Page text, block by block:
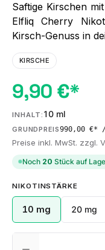
Saftige Kirschen
Elfliq Cherry
Kirsch-Genuss in
KIRSCHE
9,90 €*
INHALT: 10 ml
GRUNDPREIS990,00 €*
Preise inkl. MwSt. zzgl.
Noch 20 Stück auf
NIKOTINSTÄRKE
10 mg 20 mg
Produkt